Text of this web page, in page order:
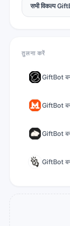
सभी विकल्प
तुलना करें
GiftBot
GiftBot
GiftBot
GiftBot